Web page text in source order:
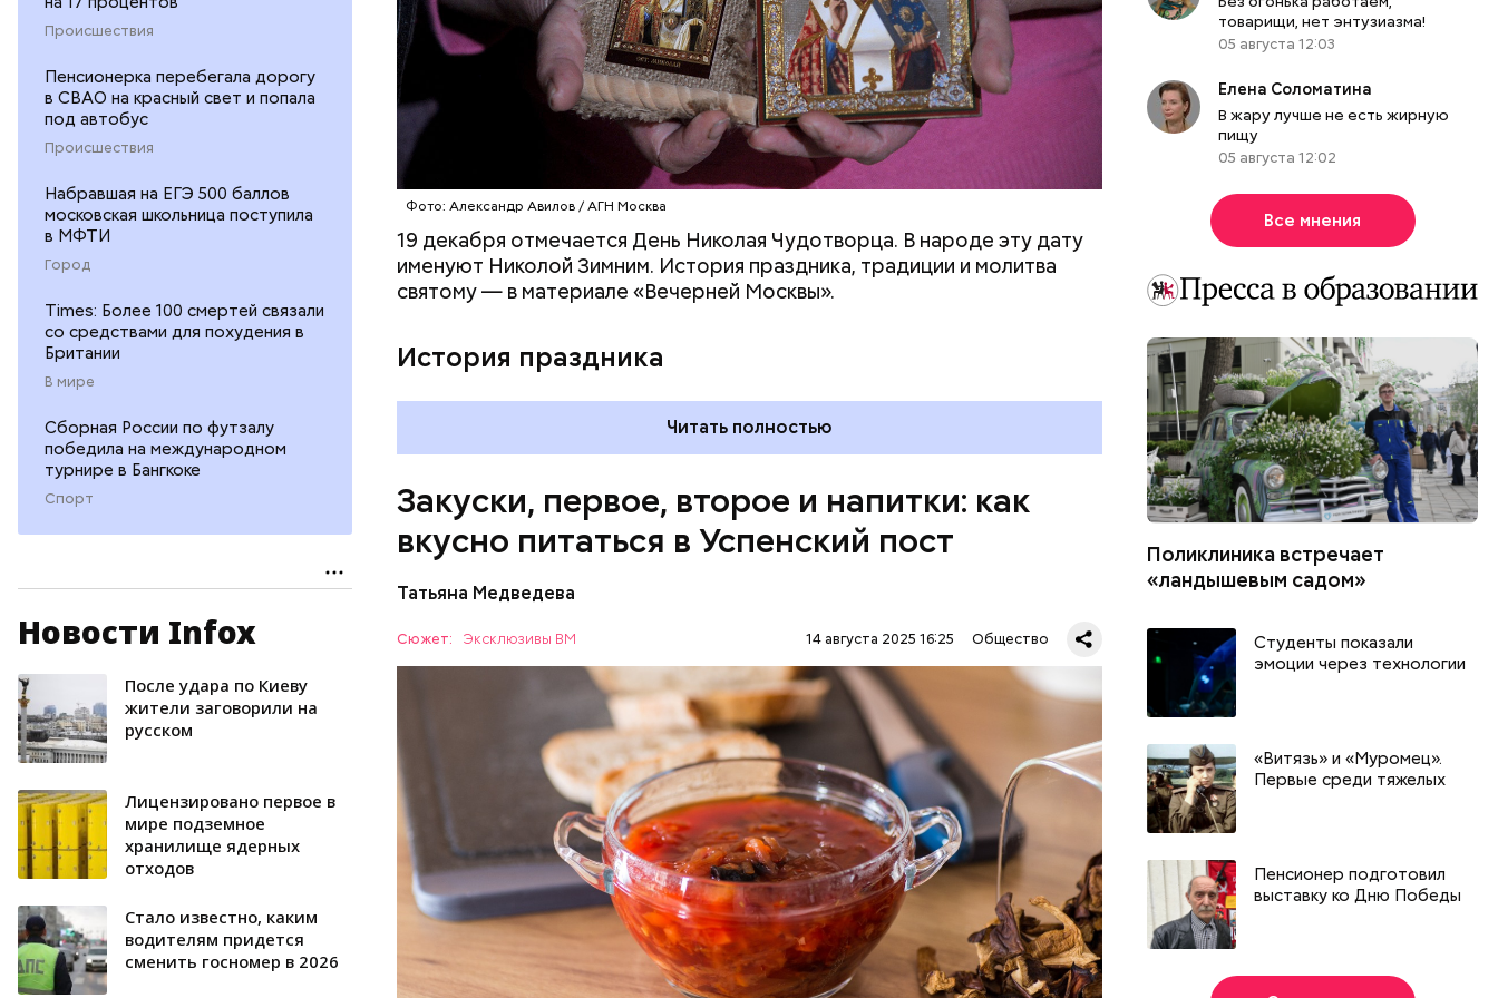
Происшествия
Пенсионерка перебегала дорогу
в СВАО на красный свет и попала
под автобус
Происшествия
Набравшая на ЕГЭ 500 баллов
московская школьница поступила
в МФТИ
Город
Times: Более 100 смертей связали
со средствами для похудения в
Британии
В мире
Сборная России по футзалу
победила на международном
турнире в Бангкоке
Спорт
Новости Infox
После удара по Киеву
жители заговорили на
русском
Лицензировано первое в
мире подземное
хранилище ядерных
отходов
Стало известно, каким
водителям придется
сменить госномер в 2026
Фото: Александр Авилов / АГН Москва
19 декабря отмечается День Николая Чудотворца. В народе эту дату
именуют Николой Зимним. История праздника, традиции и молитва
святому — в материале «Вечерней Москвы».
История праздника
Читать полностью
Закуски, первое, второе и напитки: как
вкусно питаться в Успенский пост
Татьяна Медведева
Сюжет: Эксклюзивы ВМ 14 августа 2025 16:25 Общество
Баклажаны с овощами
600 г помидоров;
300 г моркови;
200 г шпината;
100 г салата лиственного;
200 г репчатого лука;
100 г муки;
100 г растительного масла;
зелень петрушки и укропа.
ЕДА РЕЦЕПТЫ
товарищи, нет энтузиазма!
05 августа 12:03
Елена Соломатина
В жару лучше не есть жирную
пищу
05 августа 12:02
Все мнения
Поликлиника встречает
«ландышевым садом»
Студенты показали
эмоции через технологии
«Витязь» и «Муромец».
Первые среди тяжелых
Пенсионер подготовил
выставку ко Дню Победы